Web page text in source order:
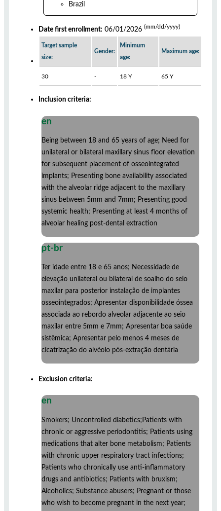
Brazil
Date first enrollment: 06/01/2026 (mm/dd/yyyy)
Target sample
size:
Gender:
Minimum
age:
Maximum age:
30 - 18 Y 65 Y
Inclusion criteria:
en
Being between 18 and 65 years of age; Need for
unilateral or bilateral maxillary sinus floor elevation
for subsequent placement of osseointegrated
implants; Presenting bone availability associated
with the alveolar ridge adjacent to the maxillary
sinus between 5mm and 7mm; Presenting good
systemic health; Presenting at least 4 months of
alveolar healing post-dental extraction
pt-br
Ter idade entre 18 e 65 anos; Necessidade de
elevação unilateral ou bilateral de soalho do seio
maxilar para posterior instalação de implantes
osseointegrados; Apresentar disponibilidade óssea
associada ao rebordo alveolar adjacente ao seio
maxilar entre 5mm e 7mm; Apresentar boa saúde
sistêmica; Apresentar pelo menos 4 meses de
cicatrização do alvéolo pós-extração dentária
Exclusion criteria:
en
Smokers; Uncontrolled diabetics;Patients with
chronic or aggressive periodontitis; Patients using
medications that alter bone metabolism; Patients
with chronic upper respiratory tract infections;
Patients who chronically use anti-inflammatory
drugs and antibiotics; Patients with bruxism;
Alcoholics; Substance abusers; Pregnant or those
who wish to become pregnant in the next year;